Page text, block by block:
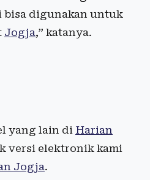
bisa digunakan untuk
Jogja,” katanya.
yang lain di Harian
versi elektronik kami
Jogja.